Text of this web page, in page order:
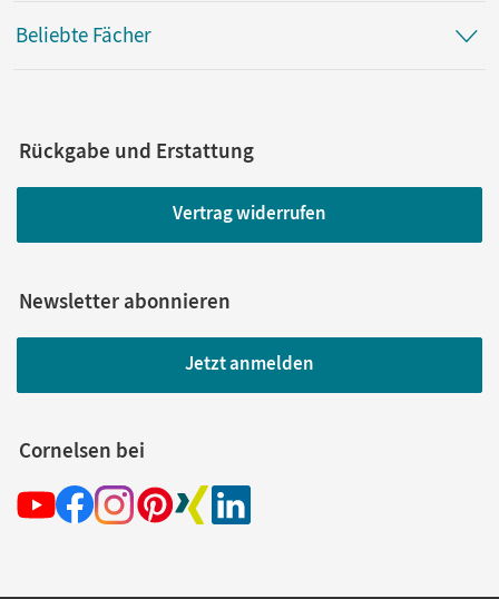
Beliebte Fächer
Rückgabe und Erstattung
Vertrag widerrufen
Newsletter abonnieren
Jetzt anmelden
Cornelsen bei